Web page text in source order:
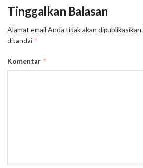
Tinggalkan Balasan
Alamat email Anda tidak akan dipublikasikan.
ditandai *
Komentar *